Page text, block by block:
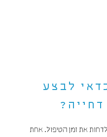
לבצע
את זמן הטיפול. אחת